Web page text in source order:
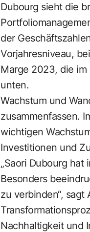
Dubourg sieht die
der
Vorjahresniveau,
Marge 2023, die
unten.
Wachstum und
zusammenfassen.
wichtigen
Investitionen und
„Saori Dubourg
Besonders
zu verbinden“,
Nachhaltigkeit und